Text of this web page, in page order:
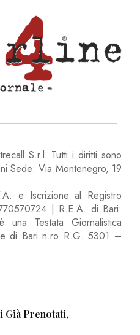
S.r.l. Tutti i diritti sono
Sede: Via Montenegro, 19
e Iscrizione al Registro
| R.E.A. di Bari:
Testata Giornalistica
di Bari n.ro R.G. 5301 –
Già Prenotati,